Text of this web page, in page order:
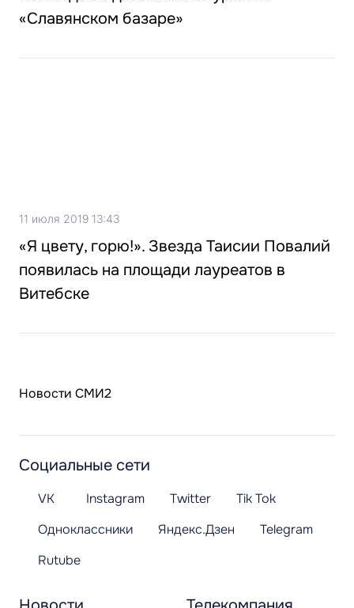
«Славянском базаре»
11 июля 2019 13:43
«Я цвету, горю!». Звезда Таисии Повалий
появилась на площади лауреатов в
Витебске
Новости СМИ2
Социальные сети
VK Instagram Twitter
Tik Tok
Одноклассники
Яндекс.Дзен
Telegram
Rutube